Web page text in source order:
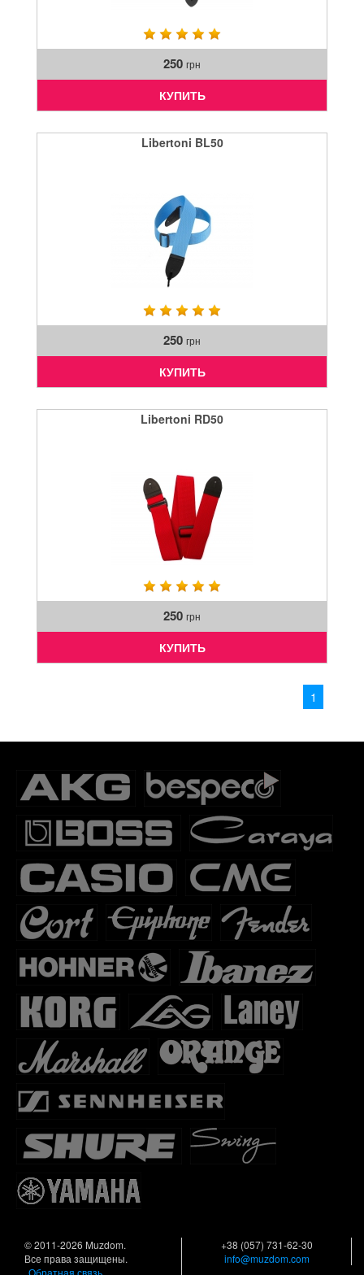
250 грн
КУПИТЬ
Libertoni BL50
250 грн
КУПИТЬ
Libertoni RD50
250 грн
КУПИТЬ
1
© 2011-2026 Muzdom.
Все права защищены.
Обратная связь
+38 (057) 731-62-30
info@muzdom.com